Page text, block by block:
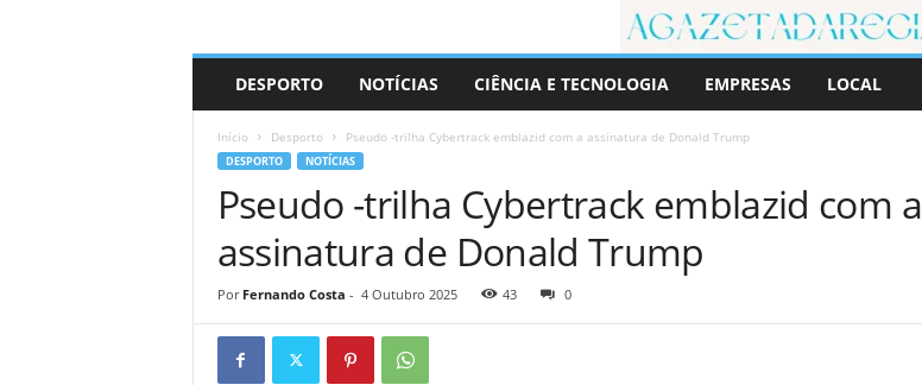
r
DESPORTO NOTÍCIAS CIÊNCIA E TECNOLOGIA EMPRESAS LOCAL
Início Desporto Pseudo -trilha Cybertrack emblazid com a assinatura de Donald Trump
DESPORTO NOTÍCIAS
Pseudo -trilha Cybertrack emblazid com a
assinatura de Donald Trump
Por Fernando Costa - 4 Outubro 2025 43 0